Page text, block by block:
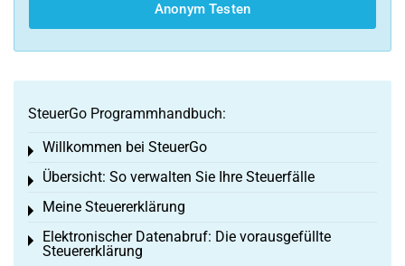
Anonym Testen
SteuerGo Programmhandbuch:
Willkommen bei SteuerGo
Toggle menu
Übersicht: So verwalten Sie Ihre Steuerfälle
Toggle menu
Meine Steuererklärung
Toggle menu
Elektronischer Datenabruf: Die vorausgefüllte
Steuererklärung
Toggle menu